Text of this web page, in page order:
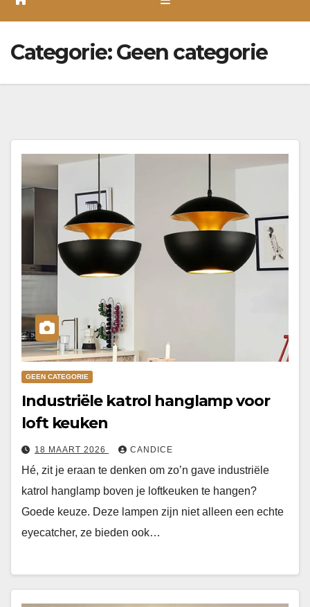
Categorie:Geen categorie
GEEN CATEGORIE
Industriële katrol hanglamp voor
loft keuken
18 MAART 2026 CANDICE
Hé, zit je eraan te denken om zo’n gave industriële
katrol hanglamp boven je loftkeuken te hangen?
Goede keuze. Deze lampen zijn niet alleen een echte
eyecatcher, ze bieden ook…